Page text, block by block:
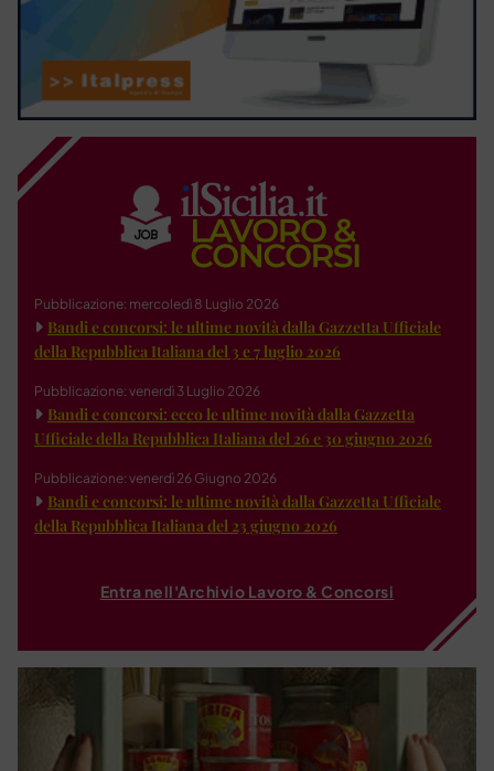
Pubblicazione: mercoledì 8 Luglio 2026
Bandi e concorsi: le ultime novità dalla Gazzetta Ufficiale
della Repubblica Italiana del 3 e 7 luglio 2026
Pubblicazione: venerdì 3 Luglio 2026
Bandi e concorsi: ecco le ultime novità dalla Gazzetta
Ufficiale della Repubblica Italiana del 26 e 30 giugno 2026
Pubblicazione: venerdì 26 Giugno 2026
Bandi e concorsi: le ultime novità dalla Gazzetta Ufficiale
della Repubblica Italiana del 23 giugno 2026
Entra nell'Archivio Lavoro & Concorsi